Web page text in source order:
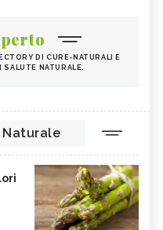
DI CURE-NATURALI E
NATURALE.
Naturale